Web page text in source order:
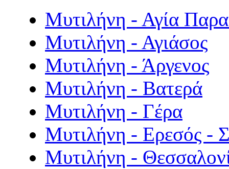
Μυτιλήνη - Αγία
Μυτιλήνη - Αγιάσος
Μυτιλήνη - Άργενος
Μυτιλήνη - Βατερά
Μυτιλήνη - Γέρα
Μυτιλήνη - Ερεσός -
Μυτιλήνη -